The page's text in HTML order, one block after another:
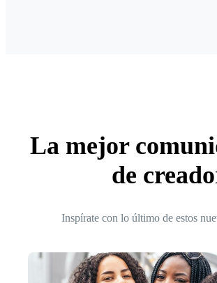
La mejor
de
Inspírate con lo último de estos